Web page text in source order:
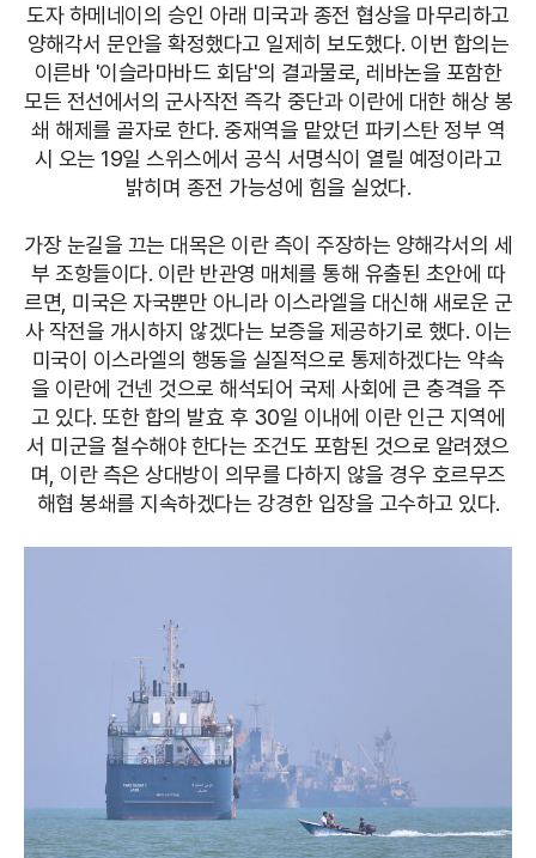
도자 하메네이의 승인 아래 미국과 종전 협상을 마무리하고
양해각서 문안을 확정했다고 일제히 보도했다. 이번 합의는
이른바 '이슬라마바드 회담'의 결과물로, 레바논을 포함한
모든 전선에서의 군사작전 즉각 중단과 이란에 대한 해상 봉
쇄 해제를 골자로 한다. 중재역을 맡았던 파키스탄 정부 역
시 오는 19일 스위스에서 공식 서명식이 열릴 예정이라고
밝히며 종전 가능성에 힘을 실었다.
가장 눈길을 끄는 대목은 이란 측이 주장하는 양해각서의 세
부 조항들이다. 이란 반관영 매체를 통해 유출된 초안에 따
르면, 미국은 자국뿐만 아니라 이스라엘을 대신해 새로운 군
사 작전을 개시하지 않겠다는 보증을 제공하기로 했다. 이는
미국이 이스라엘의 행동을 실질적으로 통제하겠다는 약속
을 이란에 건넨 것으로 해석되어 국제 사회에 큰 충격을 주
고 있다. 또한 합의 발효 후 30일 이내에 이란 인근 지역에
서 미군을 철수해야 한다는 조건도 포함된 것으로 알려졌으
며, 이란 측은 상대방이 의무를 다하지 않을 경우 호르무즈
해협 봉쇄를 지속하겠다는 강경한 입장을 고수하고 있다.